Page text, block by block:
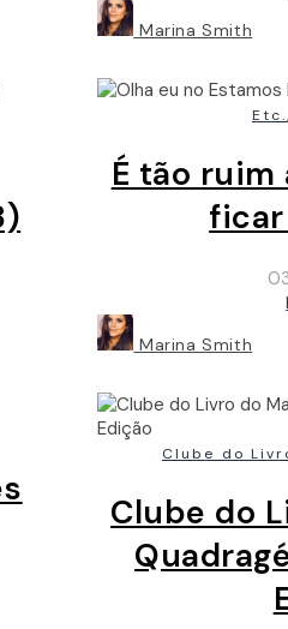
Marina Smith
Etc.
É tão
ficar
Marina Smith
Clube do
Clube do